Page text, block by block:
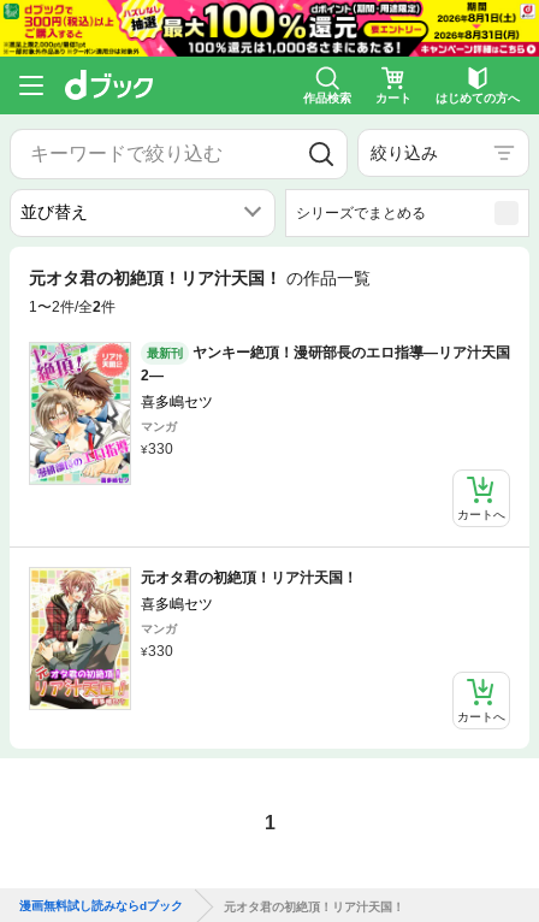
作品検索 カート はじめての方へ
絞り込み
シリーズでまとめる
元オタ君の初絶頂！リア汁天国！ の作品一覧
1〜2件/全2件
最新刊
ヤンキー絶頂！漫研部長のエロ指導―リア汁天国
2―
喜多嶋セツ
マンガ
330
カートへ
元オタ君の初絶頂！リア汁天国！
喜多嶋セツ
マンガ
330
カートへ
1
漫画無料試し読みならdブック 元オタ君の初絶頂！リア汁天国！